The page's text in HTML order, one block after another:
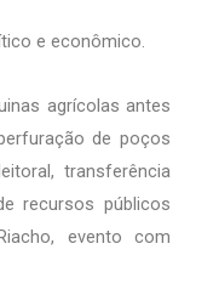
e econômico.
agrícolas antes
de poços
transferência
recursos públicos
evento com